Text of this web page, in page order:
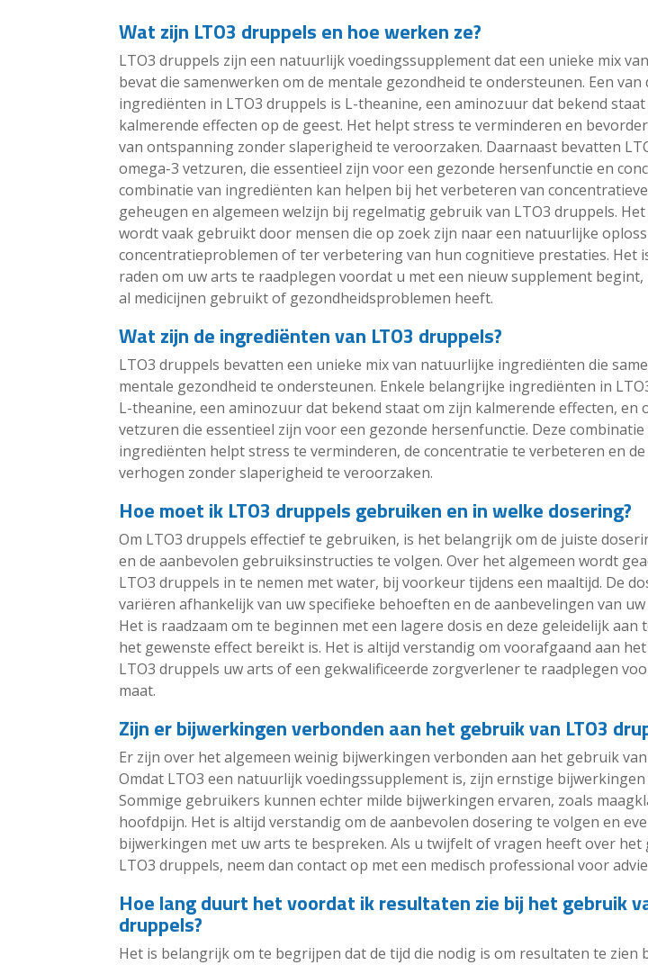
Wat zijn LTO3 druppels en hoe werken ze?
LTO3 druppels zijn een natuurlijk voedingssupplement dat een unieke mix
bevat die samenwerken om de mentale gezondheid te ondersteunen. Een
ingrediënten in LTO3 druppels is L-theanine, een aminozuur dat bekend
kalmerende effecten op de geest. Het helpt stress te verminderen en
van ontspanning zonder slaperigheid te veroorzaken. Daarnaast bevatten
omega-3 vetzuren, die essentieel zijn voor een gezonde hersenfunctie en
combinatie van ingrediënten kan helpen bij het verbeteren van
geheugen en algemeen welzijn bij regelmatig gebruik van LTO3 druppels.
wordt vaak gebruikt door mensen die op zoek zijn naar een natuurlijke
concentratieproblemen of ter verbetering van hun cognitieve prestaties. Het
raden om uw arts te raadplegen voordat u met een nieuw supplement begint,
al medicijnen gebruikt of gezondheidsproblemen heeft.
Wat zijn de ingrediënten van LTO3 druppels?
LTO3 druppels bevatten een unieke mix van natuurlijke ingrediënten die
mentale gezondheid te ondersteunen. Enkele belangrijke ingrediënten in
L-theanine, een aminozuur dat bekend staat om zijn kalmerende effecten, en
vetzuren die essentieel zijn voor een gezonde hersenfunctie. Deze combinatie
ingrediënten helpt stress te verminderen, de concentratie te verbeteren en
verhogen zonder slaperigheid te veroorzaken.
Hoe moet ik LTO3 druppels gebruiken en in welke dosering?
Om LTO3 druppels effectief te gebruiken, is het belangrijk om de juiste
en de aanbevolen gebruiksinstructies te volgen. Over het algemeen wordt
LTO3 druppels in te nemen met water, bij voorkeur tijdens een maaltijd. De
variëren afhankelijk van uw specifieke behoeften en de aanbevelingen van
Het is raadzaam om te beginnen met een lagere dosis en deze geleidelijk
het gewenste effect bereikt is. Het is altijd verstandig om voorafgaand aan
LTO3 druppels uw arts of een gekwalificeerde zorgverlener te raadplegen
maat.
Zijn er bijwerkingen verbonden aan het gebruik van LTO3
Er zijn over het algemeen weinig bijwerkingen verbonden aan het gebruik
Omdat LTO3 een natuurlijk voedingssupplement is, zijn ernstige bijwerkingen
Sommige gebruikers kunnen echter milde bijwerkingen ervaren, zoals
hoofdpijn. Het is altijd verstandig om de aanbevolen dosering te volgen en
bijwerkingen met uw arts te bespreken. Als u twijfelt of vragen heeft over het
LTO3 druppels, neem dan contact op met een medisch professional voor
Hoe lang duurt het voordat ik resultaten zie bij het gebruik
druppels?
Het is belangrijk om te begrijpen dat de tijd die nodig is om resultaten te zien